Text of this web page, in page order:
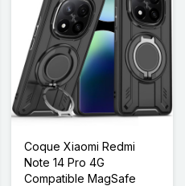
Coque Xiaomi Redmi
Note 14 Pro 4G
Compatible MagSafe